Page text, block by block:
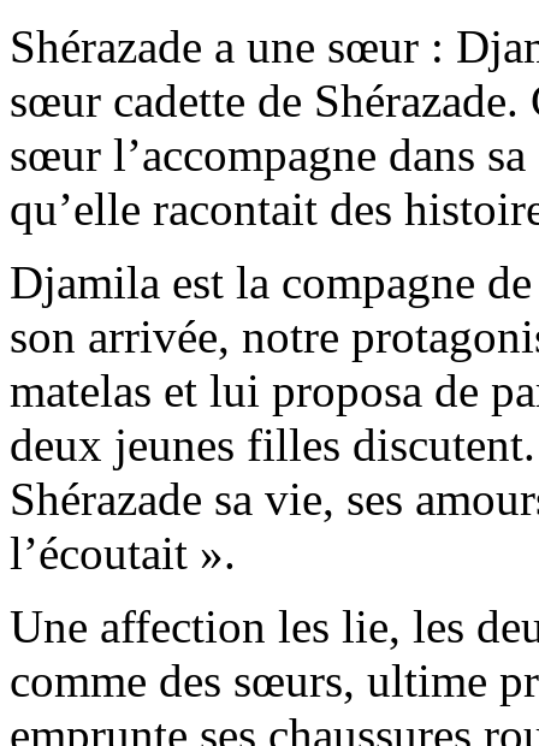
Shérazade a une sœur :
sœur cadette de
sœur l’accompagne dans
qu’elle racontait des
Djamila est la compagne
son arrivée, notre
matelas et lui proposa de
deux jeunes filles
Shérazade sa vie, ses
l’écoutait ».
Une affection les lie, les
comme des sœurs, ultime
emprunte ses chaussures